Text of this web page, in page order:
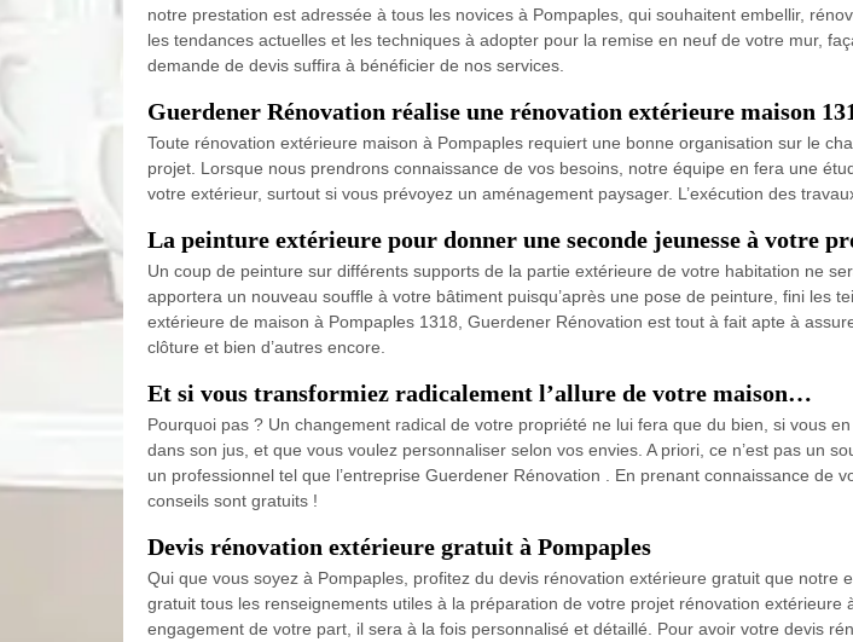
notre prestation est adressée à tous les novices à Pompaples, qui souhaitent embellir,
les tendances actuelles et les techniques à adopter pour la remise en neuf de votre mur,
demande de devis suffira à bénéficier de nos services.
Guerdener Rénovation réalise une rénovation extérieure maison
Toute rénovation extérieure maison à Pompaples requiert une bonne organisation sur le
projet. Lorsque nous prendrons connaissance de vos besoins, notre équipe en fera une
votre extérieur, surtout si vous prévoyez un aménagement paysager. L’exécution des
La peinture extérieure pour donner une seconde jeunesse à votre
Un coup de peinture sur différents supports de la partie extérieure de votre habitation ne
apportera un nouveau souffle à votre bâtiment puisqu’après une pose de peinture, fini les
extérieure de maison à Pompaples 1318, Guerdener Rénovation est tout à fait apte à
clôture et bien d’autres encore.
Et si vous transformiez radicalement l’allure de votre maison…
Pourquoi pas ? Un changement radical de votre propriété ne lui fera que du bien, si vous
dans son jus, et que vous voulez personnaliser selon vos envies. A priori, ce n’est pas un
un professionnel tel que l’entreprise Guerdener Rénovation . En prenant connaissance
conseils sont gratuits !
Devis rénovation extérieure gratuit à Pompaples
Qui que vous soyez à Pompaples, profitez du devis rénovation extérieure gratuit que
gratuit tous les renseignements utiles à la préparation de votre projet rénovation
engagement de votre part, il sera à la fois personnalisé et détaillé. Pour avoir votre devis